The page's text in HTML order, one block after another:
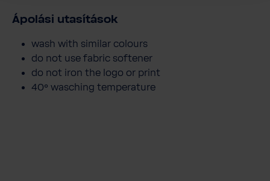
Ápolási utasítások
wash with similar colours
do not use fabric softener
do not iron the logo or print
40° wasching temperature